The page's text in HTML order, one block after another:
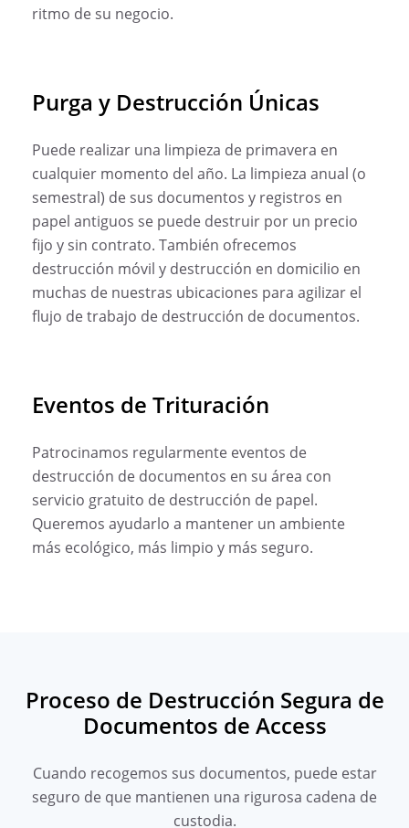
ritmo de su negocio.
Purga y Destrucción Únicas
Puede realizar una limpieza de primavera en
cualquier momento del año. La limpieza anual (o
semestral) de sus documentos y registros en
papel antiguos se puede destruir por un precio
fijo y sin contrato. También ofrecemos
destrucción móvil y destrucción en domicilio en
muchas de nuestras ubicaciones para agilizar el
flujo de trabajo de destrucción de documentos.
Eventos de Trituración
Patrocinamos regularmente eventos de
destrucción de documentos en su área con
servicio gratuito de destrucción de papel.
Queremos ayudarlo a mantener un ambiente
más ecológico, más limpio y más seguro.
Proceso de Destrucción Segura de
Documentos de Access
Cuando recogemos sus documentos, puede estar
seguro de que mantienen una rigurosa cadena de
custodia.